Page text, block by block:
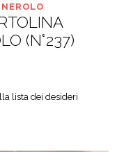
(N°237)
lista dei desideri